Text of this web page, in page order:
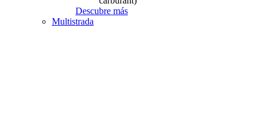
Descubre más
Multistrada